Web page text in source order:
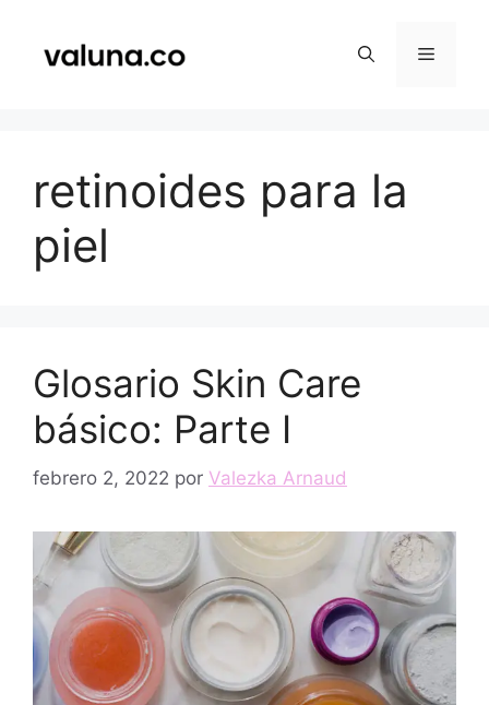
contenido
Menú
retinoides para la
piel
Glosario Skin Care
básico: Parte I
febrero 2, 2022 por Valezka Arnaud